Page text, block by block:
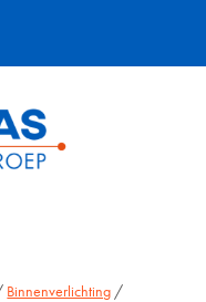
Binnenverlichting /